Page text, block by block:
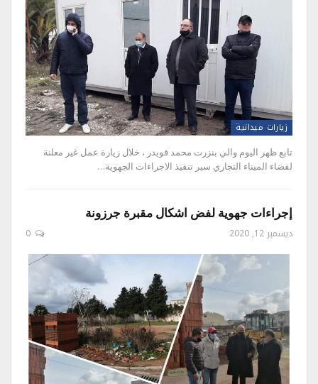
زيارات ميدانية
تابع ظهر اليوم والي بنزرت محمد قويدر ، خلال زيارة عمل غير معلنة
لفضاء الميناء التجاري سير تنفيذ الاجراءات الجهوية…
إجراءات جهوية لفض اشكال مقبرة جرزونة
ديسمبر 12, 2020